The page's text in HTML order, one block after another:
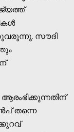
സൗദി
ആരംഭിക്കുന്നതിന്
തന്നെ